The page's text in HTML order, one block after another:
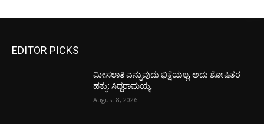
EDITOR PICKS
ಮೀಸಲಾತಿ ಎನ್ನುವುದು ಭಿಕ್ಷೆಯಲ್ಲ, ಅದು ಶೋಷಿತರ
ಹಕ್ಕು: ಸಿದ್ದರಾಮಯ್ಯ
August 8, 2026